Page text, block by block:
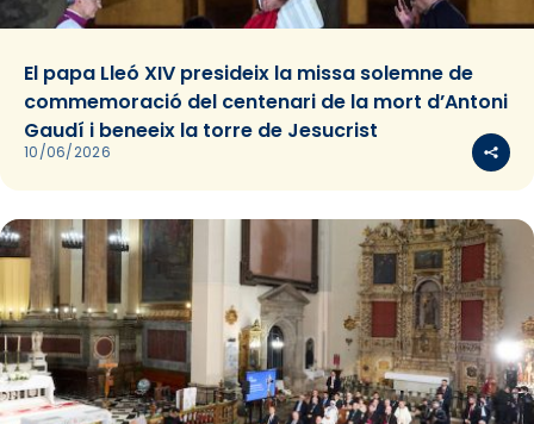
El papa Lleó XIV presideix la missa solemne de
commemoració del centenari de la mort d’Antoni
Gaudí i beneeix la torre de Jesucrist
10/06/2026